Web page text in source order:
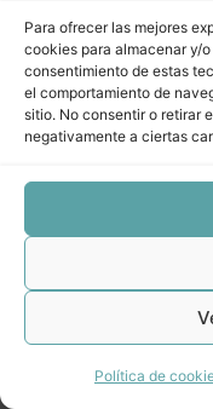
Para ofrecer las mejores
cookies para almacenar y/
consentimiento de estas
el comportamiento de
sitio. No consentir o retirar
negativamente a ciertas
Política de
DPAVL
de procesos
5 lecciones
DPAVL
de procesos